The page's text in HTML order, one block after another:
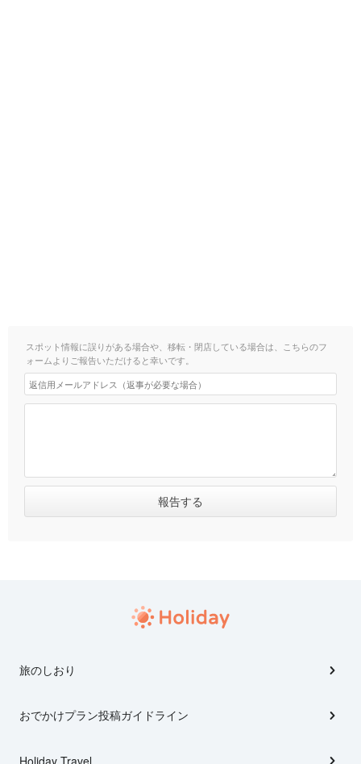
スポット情報に誤りがある場合や、移転・閉店している場合は、こちらのフ
ォームよりご報告いただけると幸いです。
旅のしおり
おでかけプラン投稿ガイドライン
Holiday Travel